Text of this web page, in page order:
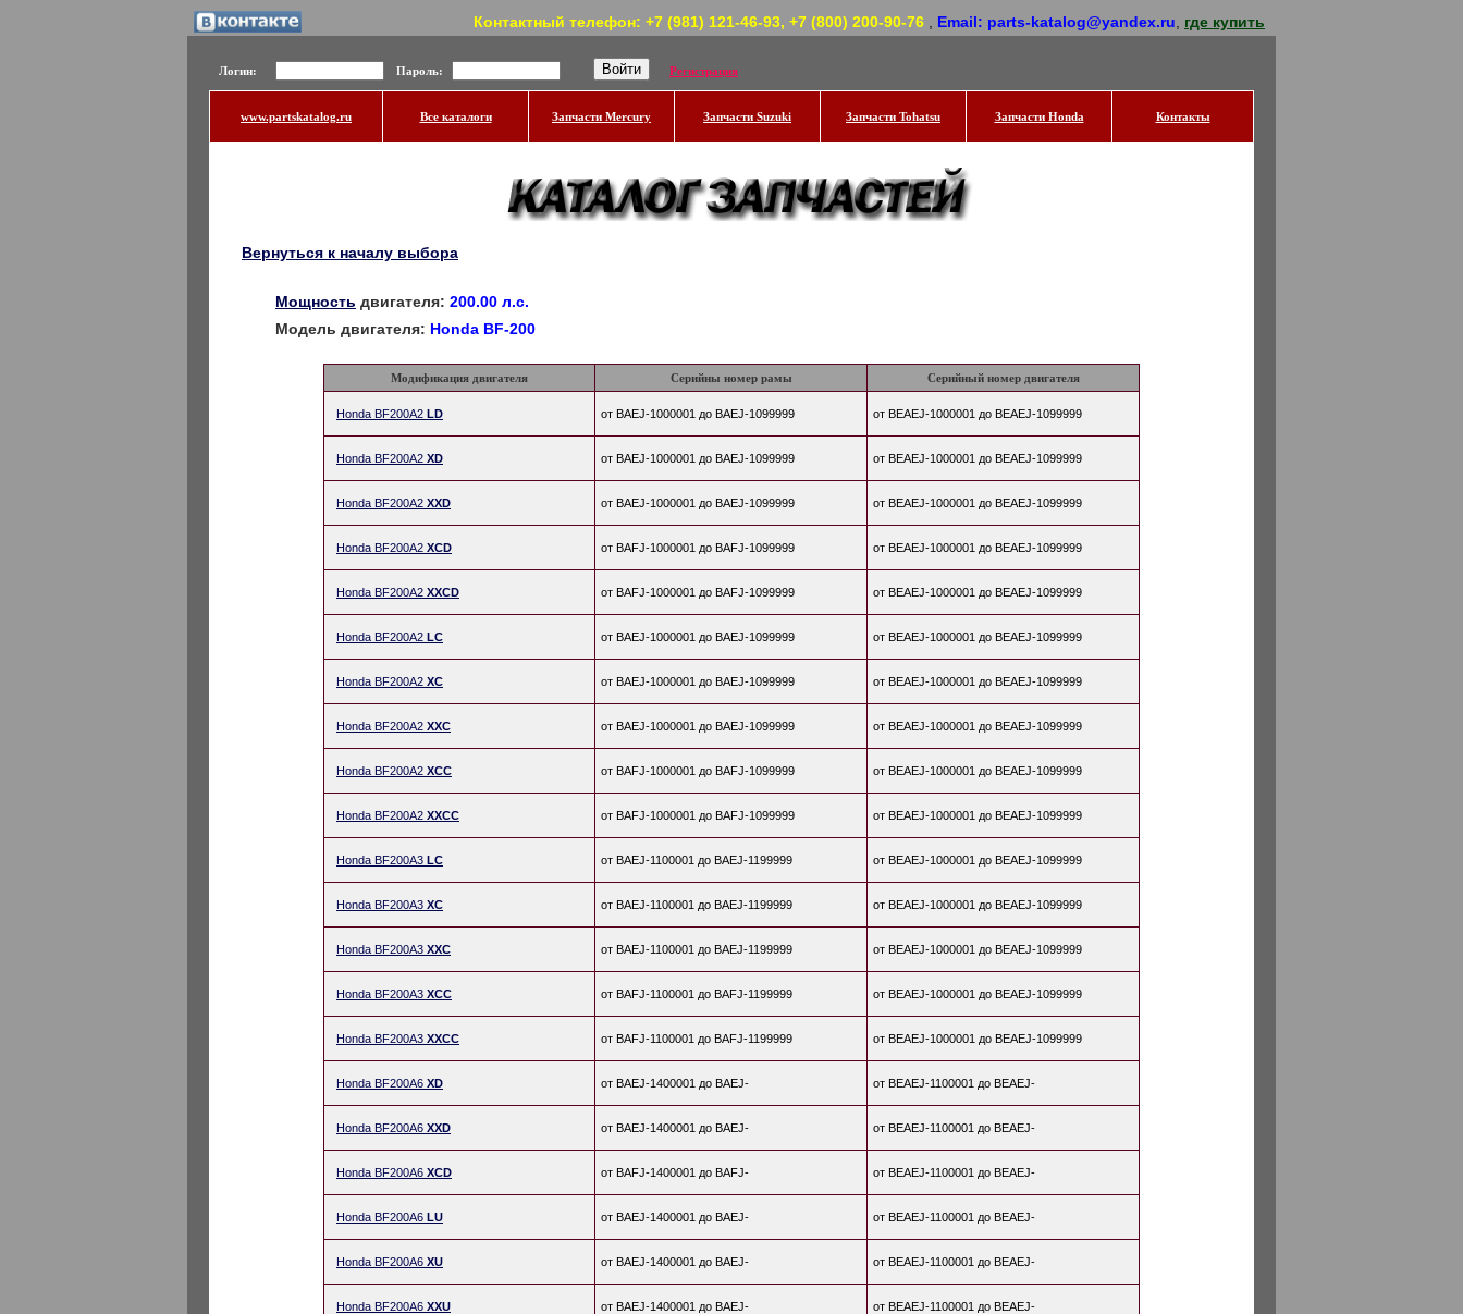
Контактный телефон: +7 (981) 121-46-93, +7 (800) 200-90-76 Email: parts-katalog@yandex.ru где купить
Логин: Пароль: Регистрация
www.partskatalog.ru Все каталоги Запчасти Mercury Запчасти Suzuki Запчасти Tohatsu Запчасти Honda Контакты
Вернуться к началу выбора
Мощность двигателя: 200.00 л.с.
Модель двигателя: Honda BF-200
Модификация двигателя Серийны номер рамы Серийный номер двигателя
Honda BF200A2 LD от BAEJ-1000001 до BAEJ-1099999 от BEAEJ-1000001 до BEAEJ-1099999
Honda BF200A2 XD от BAEJ-1000001 до BAEJ-1099999 от BEAEJ-1000001 до BEAEJ-1099999
Honda BF200A2 XXD от BAEJ-1000001 до BAEJ-1099999 от BEAEJ-1000001 до BEAEJ-1099999
Honda BF200A2 XCD от BAFJ-1000001 до BAFJ-1099999 от BEAEJ-1000001 до BEAEJ-1099999
Honda BF200A2 XXCD от BAFJ-1000001 до BAFJ-1099999 от BEAEJ-1000001 до BEAEJ-1099999
Honda BF200A2 LC от BAEJ-1000001 до BAEJ-1099999 от BEAEJ-1000001 до BEAEJ-1099999
Honda BF200A2 XC от BAEJ-1000001 до BAEJ-1099999 от BEAEJ-1000001 до BEAEJ-1099999
Honda BF200A2 XXC от BAEJ-1000001 до BAEJ-1099999 от BEAEJ-1000001 до BEAEJ-1099999
Honda BF200A2 XCC от BAFJ-1000001 до BAFJ-1099999 от BEAEJ-1000001 до BEAEJ-1099999
Honda BF200A2 XXCC от BAFJ-1000001 до BAFJ-1099999 от BEAEJ-1000001 до BEAEJ-1099999
Honda BF200A3 LC от BAEJ-1100001 до BAEJ-1199999 от BEAEJ-1000001 до BEAEJ-1099999
Honda BF200A3 XC от BAEJ-1100001 до BAEJ-1199999 от BEAEJ-1000001 до BEAEJ-1099999
Honda BF200A3 XXC от BAEJ-1100001 до BAEJ-1199999 от BEAEJ-1000001 до BEAEJ-1099999
Honda BF200A3 XCC от BAFJ-1100001 до BAFJ-1199999 от BEAEJ-1000001 до BEAEJ-1099999
Honda BF200A3 XXCC от BAFJ-1100001 до BAFJ-1199999 от BEAEJ-1000001 до BEAEJ-1099999
Honda BF200A6 XD от BAEJ-1400001 до BAEJ- от BEAEJ-1100001 до BEAEJ-
Honda BF200A6 XXD от BAEJ-1400001 до BAEJ- от BEAEJ-1100001 до BEAEJ-
Honda BF200A6 XCD от BAFJ-1400001 до BAFJ- от BEAEJ-1100001 до BEAEJ-
Honda BF200A6 LU от BAEJ-1400001 до BAEJ- от BEAEJ-1100001 до BEAEJ-
Honda BF200A6 XU от BAEJ-1400001 до BAEJ- от BEAEJ-1100001 до BEAEJ-
Honda BF200A6 XXU от BAEJ-1400001 до BAEJ- от BEAEJ-1100001 до BEAEJ-